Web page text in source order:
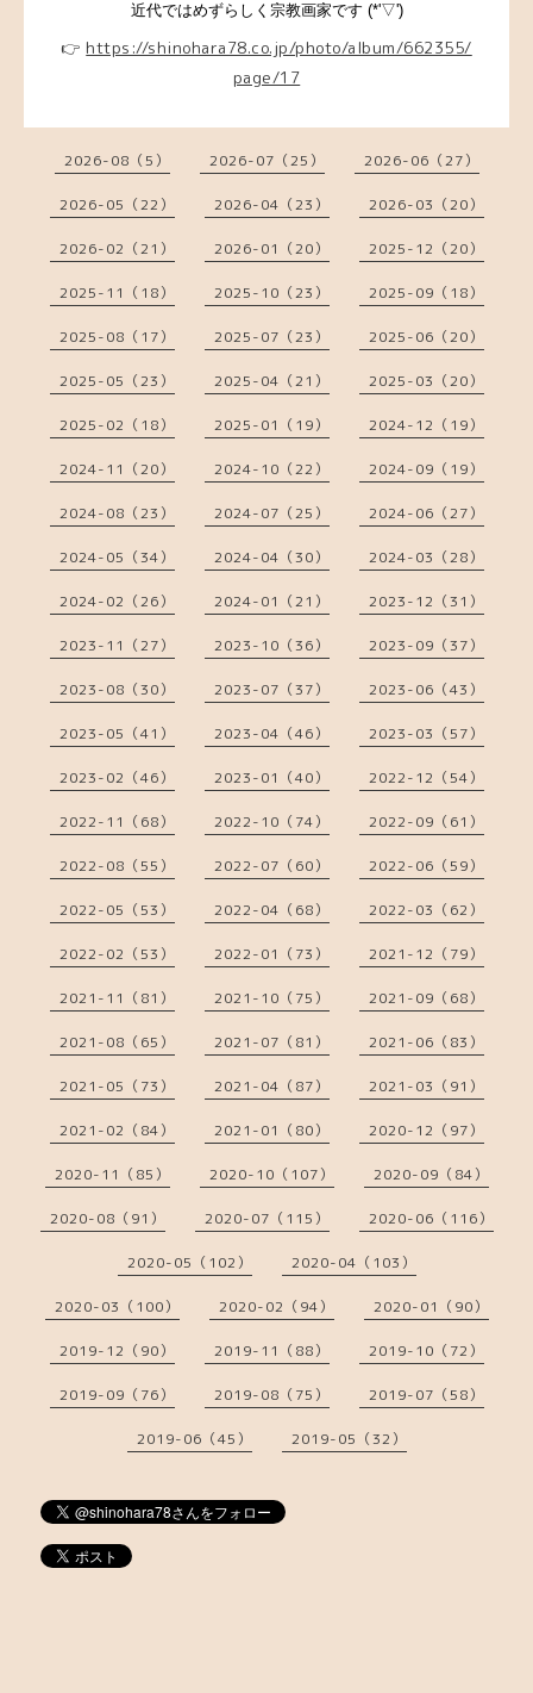
近代ではめずらしく宗教画家です (*'▽')
👉 https://shinohara78.co.jp/photo/album/662355/
page/17
2026-08（5） 2026-07（25） 2026-06（27）
2026-05（22） 2026-04（23） 2026-03（20）
2026-02（21） 2026-01（20） 2025-12（20）
2025-11（18） 2025-10（23） 2025-09（18）
2025-08（17） 2025-07（23） 2025-06（20）
2025-05（23） 2025-04（21） 2025-03（20）
2025-02（18） 2025-01（19） 2024-12（19）
2024-11（20） 2024-10（22） 2024-09（19）
2024-08（23） 2024-07（25） 2024-06（27）
2024-05（34） 2024-04（30） 2024-03（28）
2024-02（26） 2024-01（21） 2023-12（31）
2023-11（27） 2023-10（36） 2023-09（37）
2023-08（30） 2023-07（37） 2023-06（43）
2023-05（41） 2023-04（46） 2023-03（57）
2023-02（46） 2023-01（40） 2022-12（54）
2022-11（68） 2022-10（74） 2022-09（61）
2022-08（55） 2022-07（60） 2022-06（59）
2022-05（53） 2022-04（68） 2022-03（62）
2022-02（53） 2022-01（73） 2021-12（79）
2021-11（81） 2021-10（75） 2021-09（68）
2021-08（65） 2021-07（81） 2021-06（83）
2021-05（73） 2021-04（87） 2021-03（91）
2021-02（84） 2021-01（80） 2020-12（97）
2020-11（85） 2020-10（107） 2020-09（84）
2020-08（91） 2020-07（115） 2020-06（116）
2020-05（102） 2020-04（103）
2020-03（100） 2020-02（94） 2020-01（90）
2019-12（90） 2019-11（88） 2019-10（72）
2019-09（76） 2019-08（75） 2019-07（58）
2019-06（45） 2019-05（32）